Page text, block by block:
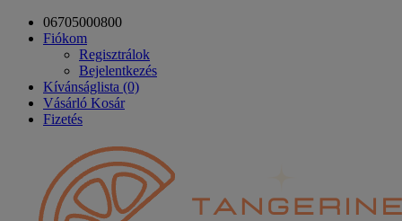
06705000800
Fiókom
Regisztrálok
Bejelentkezés
Kívánságlista (0)
Vásárló Kosár
Fizetés